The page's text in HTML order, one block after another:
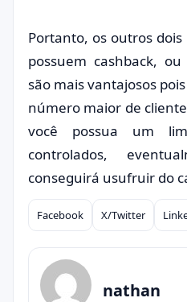
Portanto, os outros
possuem cashback,
são mais vantajosos
número maior de
você possua um
controlados,
conseguirá usufruir do
Compartilhar
Facebook X/Twitter
nathan